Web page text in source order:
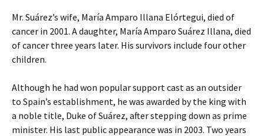
Mr. Suárez’s wife, María Amparo Illana Elórtegui, died of
cancer in 2001. A daughter, María Amparo Suárez Illana, died
of cancer three years later. His survivors include four other
children.
Although he had won popular support cast as an outsider
to Spain’s establishment, he was awarded by the king with
a noble title, Duke of Suárez, after stepping down as prime
minister. His last public appearance was in 2003. Two years